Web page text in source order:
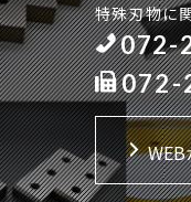
特殊刃物に
072-
072-